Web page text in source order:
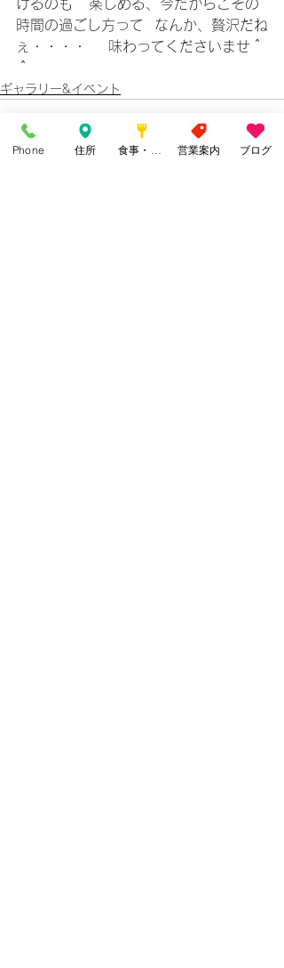
けるのも   楽しめる、今だからこその
時間の過ごし方って  なんか、贅沢だね
ぇ・・・・    味わってくださいませ＾
＾
ギャラリー&イベント
Phone 住所 営業案内 ブログ